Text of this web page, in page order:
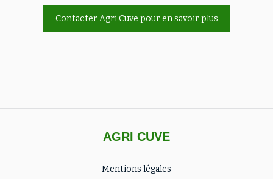
Contacter Agri Cuve pour en savoir plus
AGRI CUVE
Mentions légales